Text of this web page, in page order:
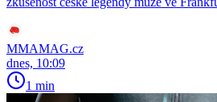
MMAMAG.cz
dnes, 10:09
1 min